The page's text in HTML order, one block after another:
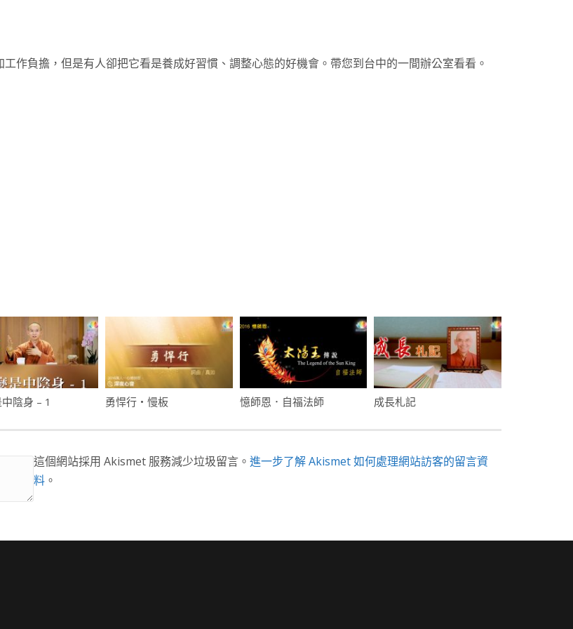
作負擔，但是有人卻把它看是養成好習慣、調整心態的好機會。帶您到台中的一間辦公室看看。
陰身 – 1 勇悍行・慢板 憶師恩．自福法師 成長札記
這個網站採用 Akismet 服務減少垃圾留言。 進一步了解 Akismet 如何處理網站訪客的留言資
料 。